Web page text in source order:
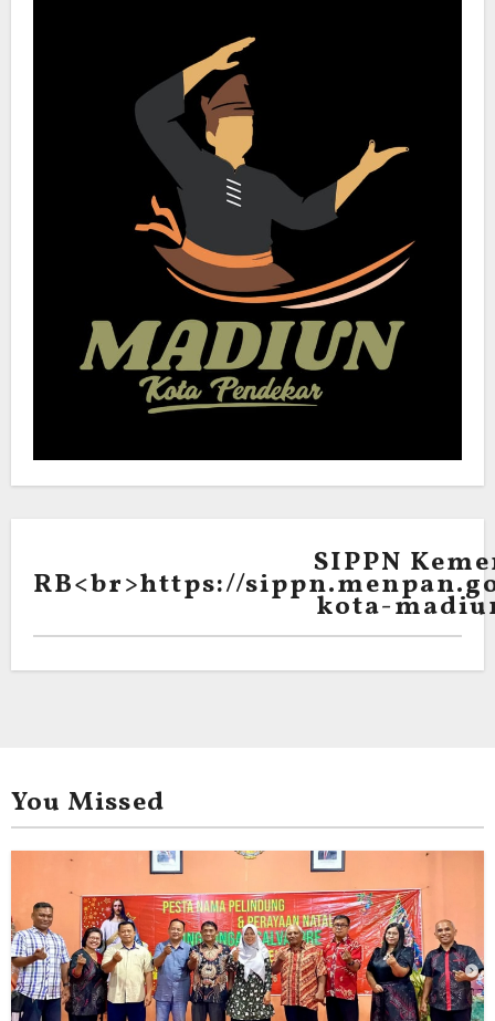
SIPPN
RB<br>https://
kota-
You Missed